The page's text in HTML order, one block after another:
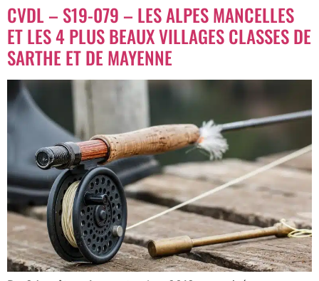
CVDL – S19-079 – LES ALPES MANCELLES
ET LES 4 PLUS BEAUX VILLAGES CLASSES DE
SARTHE ET DE MAYENNE